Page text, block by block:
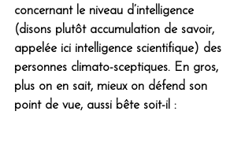
concernant le niveau d’intelligence
(disons plutôt accumulation de savoir,
appelée ici intelligence scientifique) des
personnes climato-sceptiques. En gros,
plus on en sait, mieux on défend son
point de vue, aussi bête soit-il :